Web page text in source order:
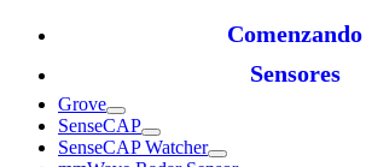
Comenzando
Sensores
Grove
SenseCAP
SenseCAP Watcher